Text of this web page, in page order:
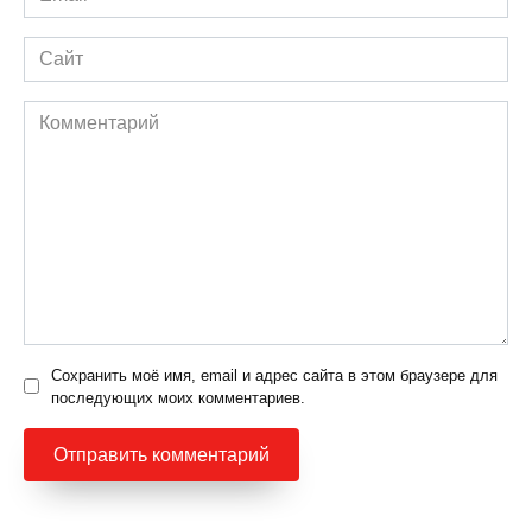
*
Сайт
Комментарий
Сохранить моё имя, email и адрес сайта в этом браузере для
последующих моих комментариев.